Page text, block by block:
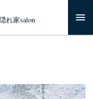
れ家salon